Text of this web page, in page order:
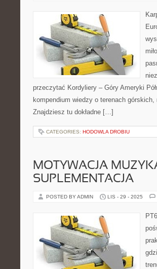
przeczytać Kordyliery – Góry Ameryki
kompendium wiedzy o terenach
Znajdziesz tu dokładne […]
CATEGORIES: HODOWLA DROBIU
MOTYWACJA
SUPLEMENTACJA
POSTED BY ADMIN LIS - 29 - 2025